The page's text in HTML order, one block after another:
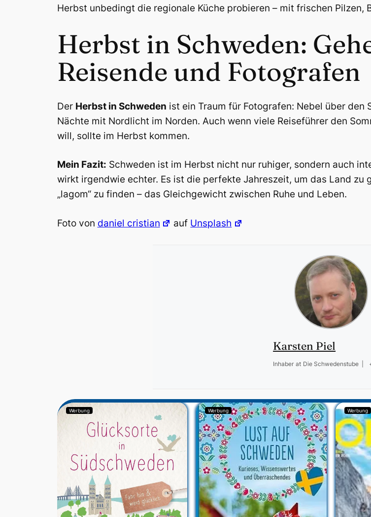
Herbst unbedingt die regionale Küche probieren – mit frischen Pilzen,
Herbst in Schweden:
Reisende und Fotografen
Der Herbst in Schweden ist ein Traum für Fotografen: Nebel über
Nächte mit Nordlicht im Norden. Auch wenn viele Reiseführer den
will, sollte im Herbst kommen.
Mein Fazit: Schweden ist im Herbst nicht nur ruhiger, sondern auch
wirkt irgendwie echter. Es ist die perfekte Jahreszeit, um das Land
„lagom“ zu finden – das Gleichgewicht zwischen Ruhe und Leben.
Foto von daniel cristian auf Unsplash
Karsten Piel
Inhaber at Die Schwedenstube
Werbung Werbung Werbung